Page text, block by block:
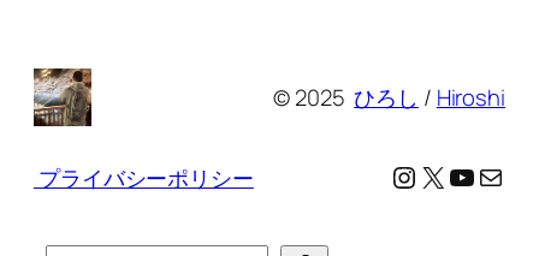
© 2025ひろし / Hiroshi
プライバシーポリシー Instagram
X メール